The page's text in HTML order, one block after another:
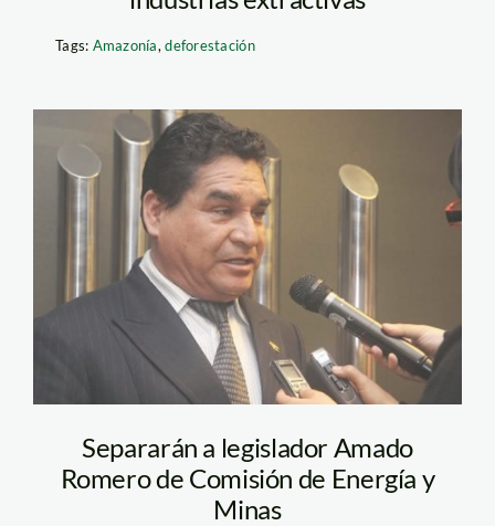
Tags: Amazonía,deforestación
romero_amado_eulogio
Separarán a legislador Amado
Romero de Comisión de Energía y
Minas